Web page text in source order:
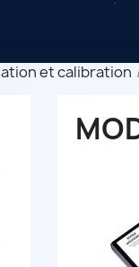
et calibration